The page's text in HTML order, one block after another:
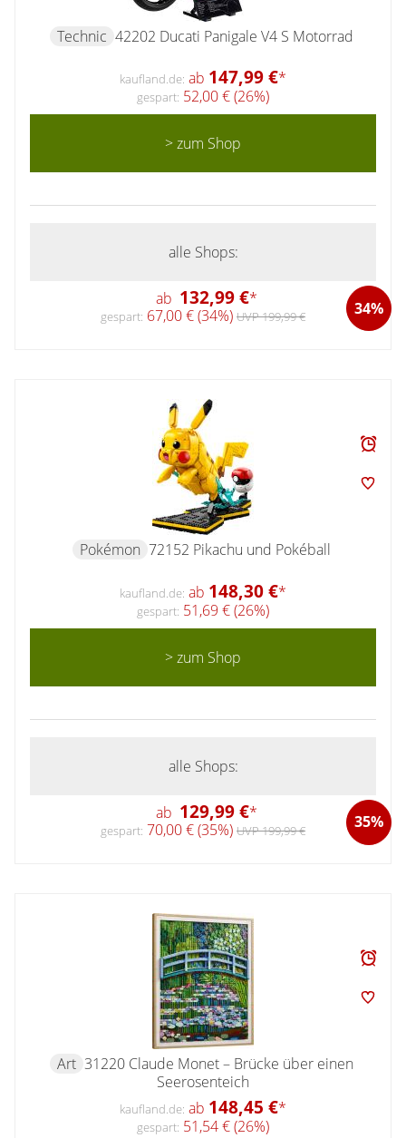
Technic 42202 Ducati Panigale V4 S Motorrad
kaufland.de: ab 147,99 €*
gespart: 52,00 € (26%)
> zum Shop
alle Shops:
ab 132,99 €* 34%
gespart: 67,00 € (34%) UVP 199,99 €
Pokémon 72152 Pikachu und Pokéball
kaufland.de: ab 148,30 €*
gespart: 51,69 € (26%)
> zum Shop
alle Shops:
ab 129,99 €* 35%
gespart: 70,00 € (35%) UVP 199,99 €
Art 31220 Claude Monet – Brücke über einen
Seerosenteich
kaufland.de: ab 148,45 €*
gespart: 51,54 € (26%)